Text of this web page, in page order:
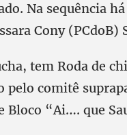
Na sequência
Cony (PCdoB)
tem Roda de
pelo comitê
Bloco “Ai…. que